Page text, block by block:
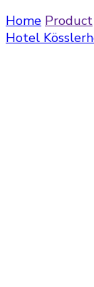
Home Product
Hotel